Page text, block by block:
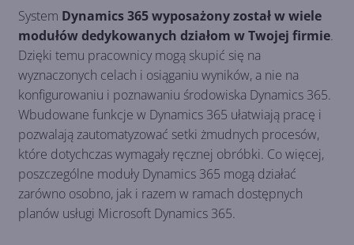
System Dynamics 365 wyposażony został w wiele
modułów dedykowanych działom w Twojej firmie.
Dzięki temu pracownicy mogą skupić się na
wyznaczonych celach i osiąganiu wyników, a nie na
konfigurowaniu i poznawaniu środowiska Dynamics 365.
Wbudowane funkcje w Dynamics 365 ułatwiają pracę i
pozwalają zautomatyzować setki żmudnych procesów,
które dotychczas wymagały ręcznej obróbki. Co więcej,
poszczególne moduły Dynamics 365 mogą działać
zarówno osobno, jak i razem w ramach dostępnych
planów usługi Microsoft Dynamics 365.